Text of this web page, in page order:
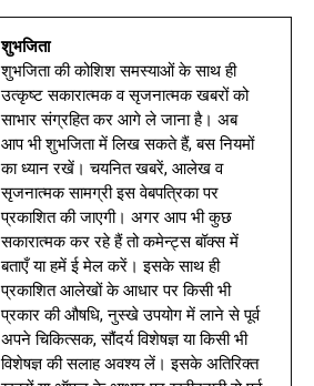
शुभजिता
शुभजिता की कोशिश समस्याओं के साथ ही
उत्कृष्ट सकारात्मक व सृजनात्मक खबरों को
साभार संग्रहित कर आगे ले जाना है। अब
आप भी शुभजिता में लिख सकते हैं, बस नियमों
का ध्यान रखें। चयनित खबरें, आलेख व
सृजनात्मक सामग्री इस वेबपत्रिका पर
प्रकाशित की जाएगी। अगर आप भी कुछ
सकारात्मक कर रहे हैं तो कमेन्ट्स बॉक्स में
बताएँ या हमें ई मेल करें। इसके साथ ही
प्रकाशित आलेखों के आधार पर किसी भी
प्रकार की औषधि, नुस्खे उपयोग में लाने से पूर्व
अपने चिकित्सक, सौंदर्य विशेषज्ञ या किसी भी
विशेषज्ञ की सलाह अवश्य लें। इसके अतिरिक्त